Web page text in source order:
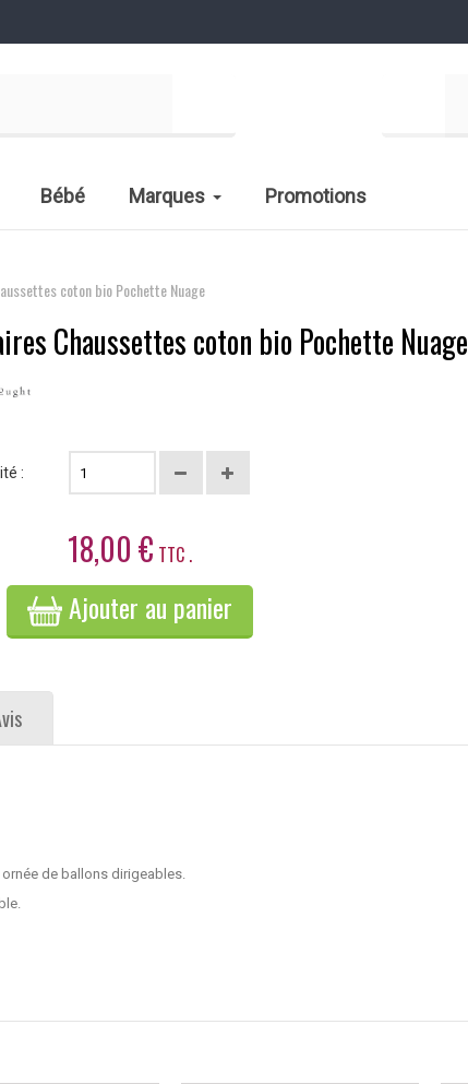
Bébé Marques Promotions
coton bio Pochette Nuage
Chaussettes coton bio Pochette Nuage
:
18,00 € TTC .
Ajouter au panier
de ballons dirigeables.